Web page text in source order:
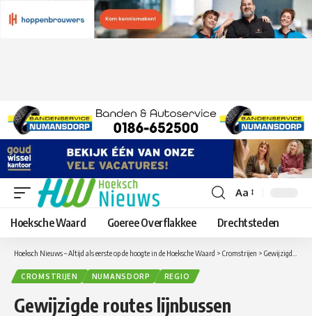
Lettergrootte
aanpassen
Aa
Hoeksche Waard Goeree Overflakkee Drechtsteden
Hoeksch Nieuws – Altijd als eerste op de hoogte in de Hoeksche Waard > Cromstrijen > Gewijzigde routes lijnbussen Numansdorp vanwege vernieuwde winkelstraat.
CROMSTRIJEN NUMANSDORP REGIO
Gewijzigde routes lijnbussen